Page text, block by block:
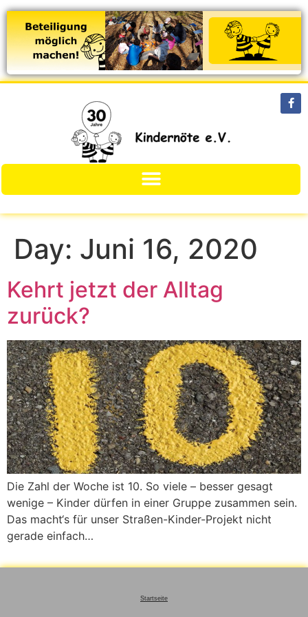
Day: Juni 16, 2020
Kehrt jetzt der Alltag
zurück?
Die Zahl der Woche ist 10. So viele – besser gesagt
wenige – Kinder dürfen in einer Gruppe zusammen sein.
Das macht‘s für unser Straßen-Kinder-Projekt nicht
gerade einfach…
Startseite